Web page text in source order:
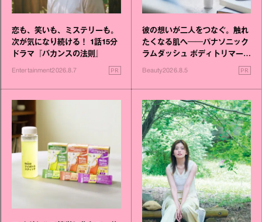
恋も、笑いも、ミステリーも。
次が気になり続ける！ 1話15分
ドラマ『バカンスの法則』
Entertainment2026.8.7 PR
彼の想いが二人をつなぐ。触れ
たくなる肌へ──パナソニック
ラムダッシュ ボディトリマーが
Beauty2026.8.5 PR